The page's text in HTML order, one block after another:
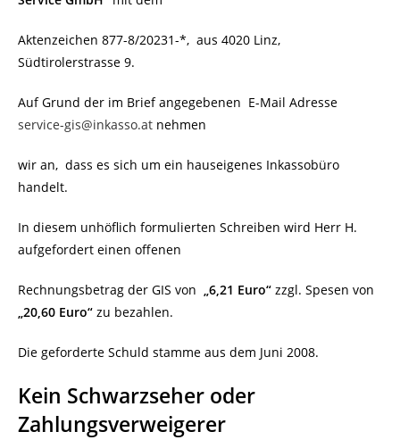
Aktenzeichen 877-8/20231-*, aus 4020 Linz,
Südtirolerstrasse 9.
Auf Grund der im Brief angegebenen E-Mail Adresse
service-gis@inkasso.at nehmen
wir an, dass es sich um ein hauseigenes Inkassobüro
handelt.
In diesem unhöflich formulierten Schreiben wird Herr H.
aufgefordert einen offenen
Rechnungsbetrag der GIS von „6,21 Euro“ zzgl. Spesen von
„20,60 Euro“ zu bezahlen.
Die geforderte Schuld stamme aus dem Juni 2008.
Kein Schwarzseher oder
Zahlungsverweigerer